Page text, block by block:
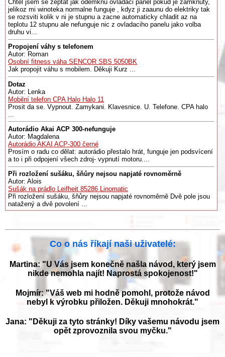
Chtel jsem se zeptat jak odemknu ovladaci panel pokud je zamknuty,
jelikoz mi winoteka normalne funguje , kdyz ji zaaunu do elektriky tak
se rozsviti kolik v ni je stupnu a zacne automaticky chladit az na
teplotu 12 stupnu ale nefunguje nic z ovladaciho panelu jako volba
druhu vi...
Propojení váhy s telefonem
Autor: Roman
Osobní fitness váha SENCOR SBS 5050BK
Jak propojit váhu s mobilem. Děkuji Kurz ...
Dotaz
Autor: Lenka
Mobilní telefon CPA Halo Halo 11
Prosit da se. Vypnout. Zamykani. Klavesnice. U. Telefone. CPA halo
Autorádio Akai ACP 300-nefunguje
Autor: Magdalena
Autorádio AKAI ACP-300 černé
Prosím o radu co dělat: autorádio přestalo hrát, funguje jen podsvícení
a to i při odpojení všech zdroj- vypnutí motoru....
Při rozložení sušáku, šňůry nejsou napjaté rovnoměrně
Autor: Alois
Sušák na prádlo Leifheit 85286 Linomatic
Při rozložení sušáku, šňůry nejsou napjaté rovnoměrně Dvě pole jsou
natažený a dvě povolení ...
Co o nás říkají naši uživatelé:
Martina: "U Vás jsem konečně našla návod, který jsem
nikde nemohla najít! Naprostá spokojenost!"
Mojmír: "Váš web mi hodně pomohl, protože návod
nebyl k výrobku přiložen. Děkuji mnohokrát."
Jana: "Děkuji za tyto stránky! Díky vašemu návodu jsem
opět zprovoznila svou myčku."